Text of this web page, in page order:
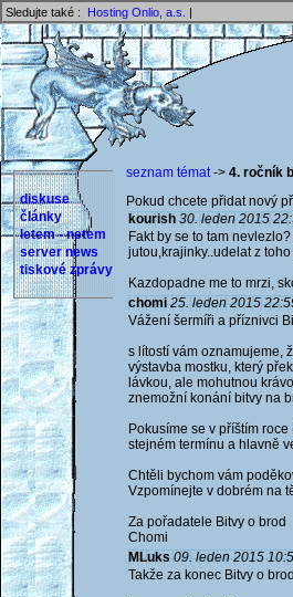
Sledujte také : Hosting Onlio, a.s. |
diskuse
články
letem - netem
server news
tiskové zprávy
seznam témat-> 4. ročník
Pokud chcete přidat nový
kourish 30. leden 2015
Fakt by se to tam
jutou,krajinky..udelat z
Kazdopadne me to mrzi,
chomi 25. leden 2015
Vážení šermíři a příznivci
s lítostí vám oznamujeme,
výstavba mostku, který
lávkou, ale mohutnou
znemožní konání bitvy na
Pokusíme se v příštím
stejném termínu a hlavně
Chtěli bychom vám
Vzpomínejte v dobrém na
Za pořadatele Bitvy o brod
Chomi
MLuks 09. leden 2015
Takže za konec Bitvy o